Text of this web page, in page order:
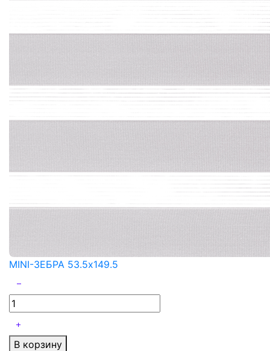
MINI-ЗЕБРА 53.5x149.5
В корзину